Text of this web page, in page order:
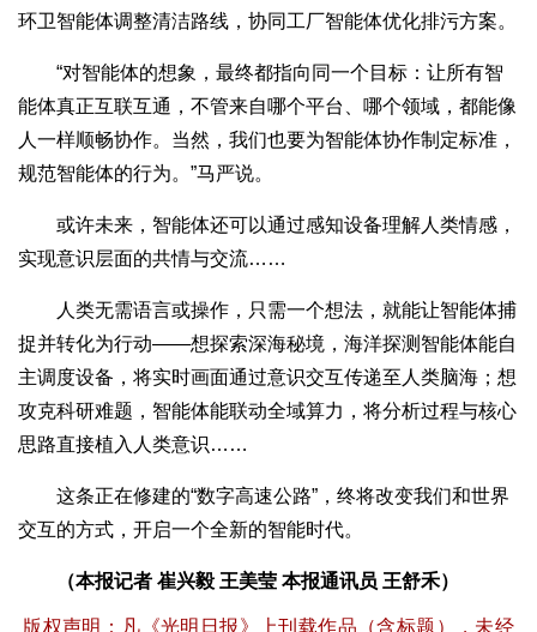
环卫智能体调整清洁路线，协同工厂智能体优化排污方案。
“对智能体的想象，最终都指向同一个目标：让所有智
能体真正互联互通，不管来自哪个平台、哪个领域，都能像
人一样顺畅协作。当然，我们也要为智能体协作制定标准，
规范智能体的行为。”马严说。
或许未来，智能体还可以通过感知设备理解人类情感，
实现意识层面的共情与交流……
人类无需语言或操作，只需一个想法，就能让智能体捕
捉并转化为行动——想探索深海秘境，海洋探测智能体能自
主调度设备，将实时画面通过意识交互传递至人类脑海；想
攻克科研难题，智能体能联动全域算力，将分析过程与核心
思路直接植入人类意识……
这条正在修建的“数字高速公路”，终将改变我们和世界
交互的方式，开启一个全新的智能时代。
（本报记者 崔兴毅 王美莹 本报通讯员 王舒禾）
版权声明：凡《光明日报》上刊载作品（含标题），未经